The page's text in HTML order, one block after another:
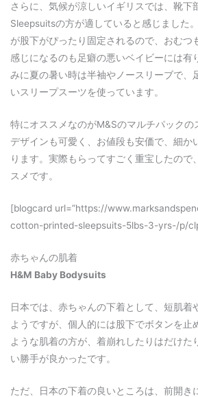
さらに、気候が涼しいイギリスでは、靴下
Sleepsuitsの方が適していると感じました
が股下がぴったり固定されるので、おむつ
感じになるのも足癖の悪いベイビーには有
みに夏の暑い時は半袖やノースリーブで、
いスリープスーツを使っています。
特にオススメなのがM&Sのマルチパックの
デザインも可愛く、お値段も安価で、細か
ります。実際もらってすごく重宝したので
スメです。
[blogcard url=”https://
cotton-printed-sleepsuits-5lbs-3-yrs-/p/
赤ちゃんの肌着
H&M Baby Bodysuits
日本では、赤ちゃんの下着として、短肌着
ようですが、個人的には股下でボタンを止
ような肌着の方が、着崩れしたりはだけた
い勝手が良かったです。
ただ、日本の下着の良いところは、前開き